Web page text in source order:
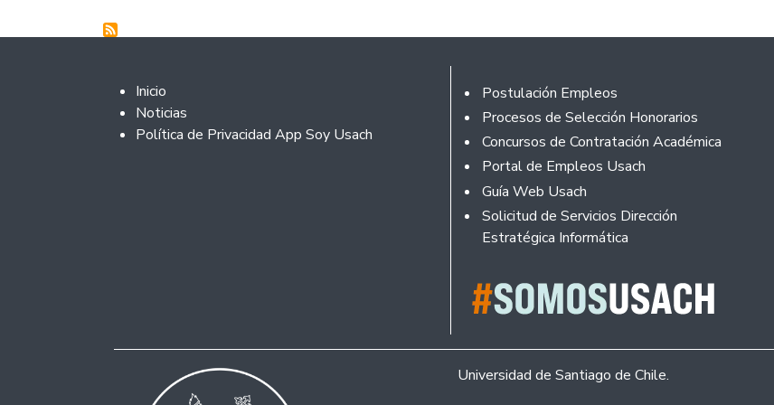
Footer 2
Inicio
Noticias
Política de Privacidad App Soy Usach
Rodapé
Postulación Empleos
Procesos de Selección Honorarios
Concursos de Contratación Académica
Portal de Empleos Usach
Guía Web Usach
Solicitud de Servicios Dirección
Estratégica Informática
Universidad de Santiago de Chile.